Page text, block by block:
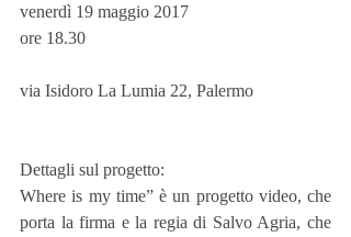
venerdì 19 maggio 2017
ore 18.30
via Isidoro La Lumia 22, Palermo
Dettagli sul progetto:
Where is my time” è un progetto video, che
porta la firma e la regia di Salvo Agria, che